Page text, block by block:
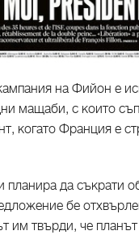
на Фийон е
мащаби, с които
когато Франция е
планира да
бе
им твърди, че